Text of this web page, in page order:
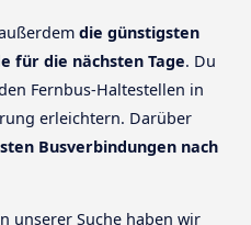
die günstigsten
für die nächsten Tage. Du
Fernbus-Haltestellen in
erleichtern. Darüber
Busverbindungen nach
unserer Suche haben wir